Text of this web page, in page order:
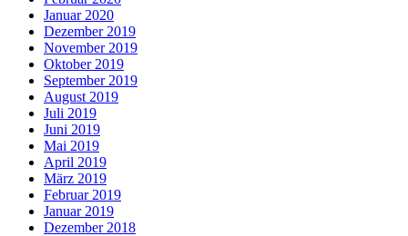
Januar 2020
Dezember 2019
November 2019
Oktober 2019
September 2019
August 2019
Juli 2019
Juni 2019
Mai 2019
April 2019
März 2019
Februar 2019
Januar 2019
Dezember 2018